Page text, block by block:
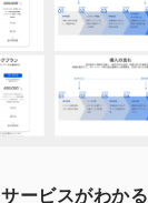
サービスがわか